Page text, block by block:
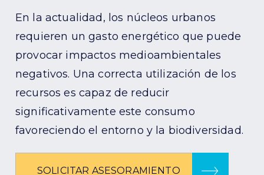
En la actualidad, los núcleos urbanos
requieren un gasto energético que puede
provocar impactos medioambientales
negativos. Una correcta utilización de los
recursos es capaz de reducir
significativamente este consumo
favoreciendo el entorno y la biodiversidad.
SOLICITAR ASESORAMIENTO